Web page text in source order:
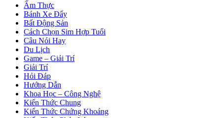
Ẩm Thực
Bánh Xe Đẩy
Bất Động Sản
Cách Chọn Sim Hợp Tuổi
Câu Nói Hay
Du Lịch
Game – Giải Trí
Giải Trí
Hỏi Đáp
Hướng Dẫn
Khoa Học – Công Nghệ
Kiến Thức Chung
Kiến Thức Chứng Khoáng